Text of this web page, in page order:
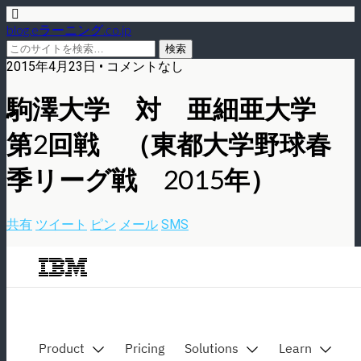
blog.eラーニング.co.jp
2015年4月23日 • コメントなし
駒澤大学 対 亜細亜大学
第2回戦 （東都大学野球春
季リーグ戦 2015年）
共有 ツイート ピン メール SMS